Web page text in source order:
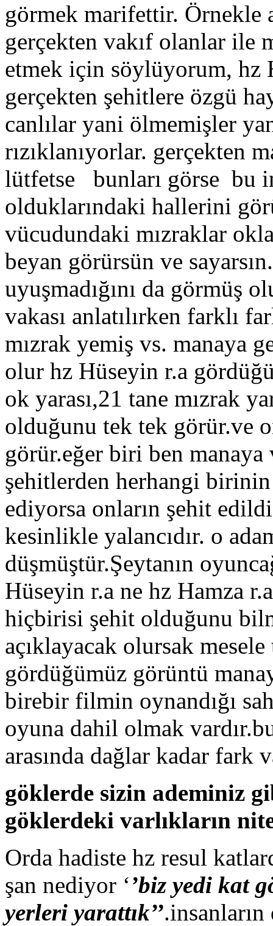
görmek marifettir. Örnekle
gerçekten vakıf olanlar ile
etmek için söylüyorum, hz
gerçekten şehitlere özgü
canlılar yani ölmemişler
rızıklanıyorlar. gerçekten
lütfetse bunları görse bu
olduklarındaki hallerini
vücudundaki mızraklar
beyan görürsün ve
uyuşmadığını da görmüş
vakası anlatılırken farklı
mızrak yemiş vs. manaya
olur hz Hüseyin r.a
ok yarası,21 tane mızrak
olduğunu tek tek görür.ve
görür.eğer biri ben
şehitlerden herhangi
ediyorsa onların şehit
kesinlikle yalancıdır. o
düşmüştür.Şeytanın
Hüseyin r.a ne hz Hamza
hiçbirisi şehit olduğunu
açıklayacak olursak
gördüğümüz görüntü
birebir filmin oynandığı
oyuna dahil olmak
arasında dağlar kadar fark
göklerde sizin ademiniz
göklerdeki varlıkların
Orda hadiste hz resul
şan nediyor ‘’biz yedi kat
yerleri yarattık’’